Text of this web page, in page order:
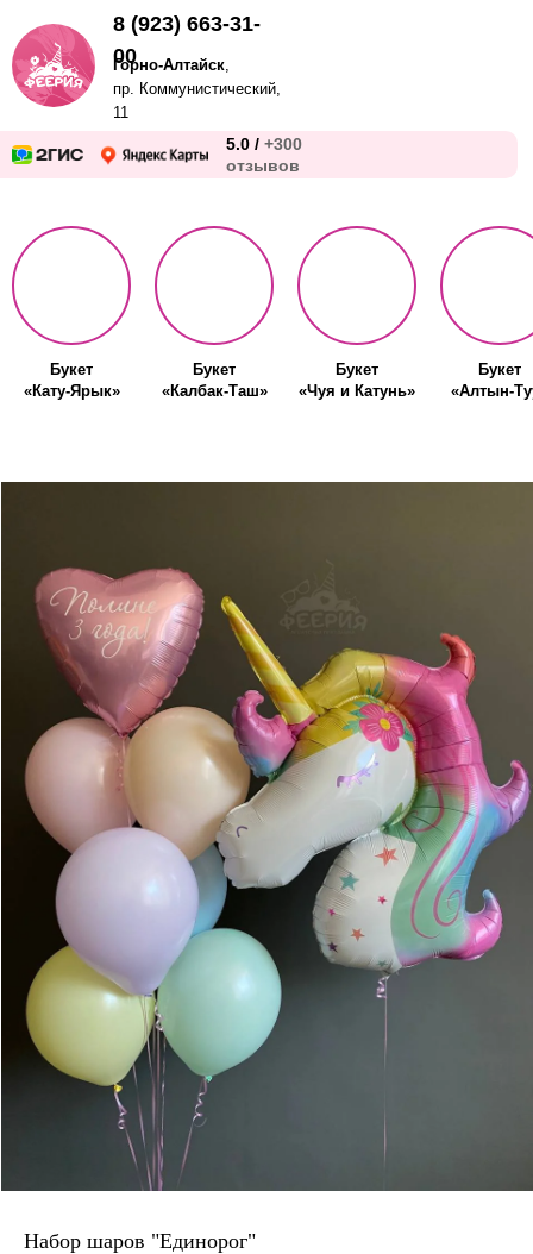
5.0 / +300
отзывов
Горно-Алтайск,
пр. Коммунистический,
11
8 (923) 663-31-
00
Букет
«Кату-Ярык»
Букет
«Калбак-Таш»
Букет
«Чуя и Катунь»
Букет
«Алтын-
Набор шаров "Единорог"